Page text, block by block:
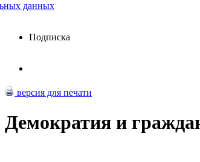
данных
Подписка
версия для печати
Демократия и